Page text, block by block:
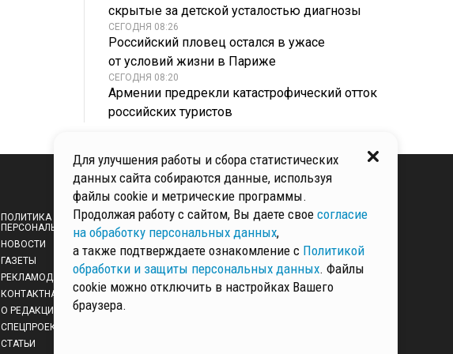
скрытые за детской усталостью диагнозы
СЕГОДНЯ 08:26
Российский пловец остался в ужасе
от условий жизни в Париже
СЕГОДНЯ 08:20
Армении предрекли катастрофический отток
российских туристов
ПОЛИТИКА ОБРАБОТКИ И ЗАЩИТЫ
ПЕРСОНАЛЬНЫХ ДАННЫХ
НОВОСТИ
ГАЗЕТЫ
РЕКЛАМОДАТЕЛЯМ
КОНТАКТНАЯ ИНФОРМАЦИЯ
О РЕДАКЦИИ
СПЕЦПРОЕКТЫ
СТАТЬИ
Для улучшения работы и сбора статистических
данных сайта собираются данные, используя
файлы cookie и метрические программы.
Продолжая работу с сайтом, Вы даете свое согласие
на обработку персональных данных,
а также подтверждаете ознакомление с Политикой
обработки и защиты персональных данных. Файлы
cookie можно отключить в настройках Вашего
браузера.